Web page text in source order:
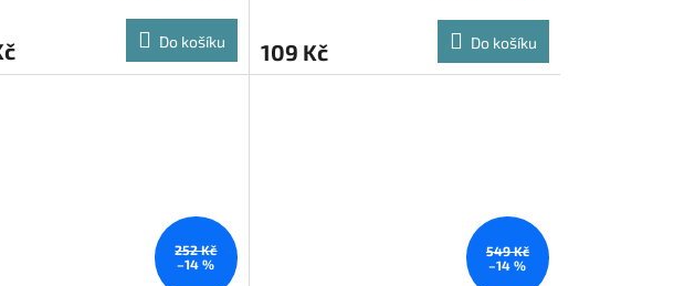
Do košíku 109 Kč Do košíku
252 Kč
–14 %
549 Kč
–14 %